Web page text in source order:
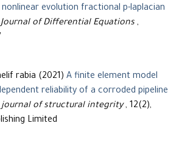
evolution fractional p-laplacian
of Differential Equations ,
rabia (2021) A finite element model
reliability of a corroded pipeline
of structural integrity, 12(2),
Limited